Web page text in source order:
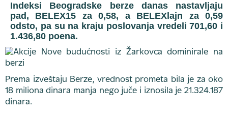
Indeksi Beogradske berze danas nastavljaju
pad, BELEX15 za 0,58, a BELEXlajn za 0,59
odsto, pa su na kraju poslovanja vredeli 701,60 i
1.436,80 poena.
Prema izveštaju Berze, vrednost prometa bila je za oko
18 miliona dinara manja nego juče i iznosila je 21.324.187
dinara.